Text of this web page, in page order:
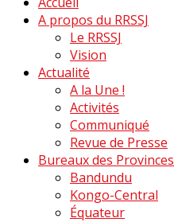
A propos du RRSSJ
Le RRSSJ
Vision
Actualité
A la Une !
Activités
Communiqué
Revue de Presse
Bureaux des Provinces
Bandundu
Kongo-Central
Équateur